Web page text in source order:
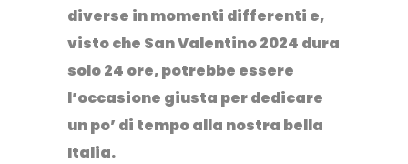
diverse in momenti differenti e,
visto che San Valentino 2024 dura
solo 24 ore, potrebbe essere
l’occasione giusta per dedicare
un po’ di tempo alla nostra bella
Italia.